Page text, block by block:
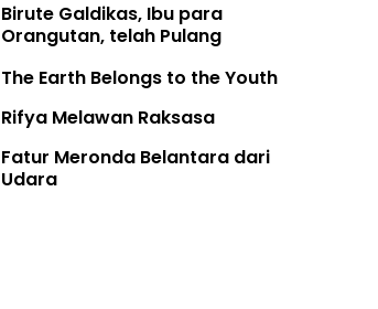
Birute Galdikas, Ibu para
Orangutan, telah Pulang
The Earth Belongs to the Youth
Rifya Melawan Raksasa
Fatur Meronda Belantara dari
Udara